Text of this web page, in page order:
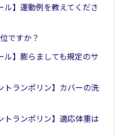
ル】運動例を教えてくださ
ですか？
ル】膨らましても規定のサ
トランポリン】カバーの洗
トランポリン】適応体重は